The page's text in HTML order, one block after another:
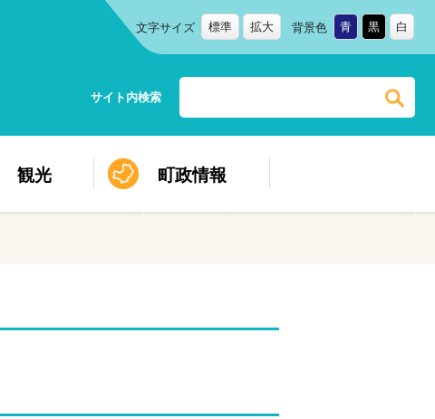
文字サイズ 標準 拡大 背景色 青 黒 白
サイト内検索
観光 町政情報